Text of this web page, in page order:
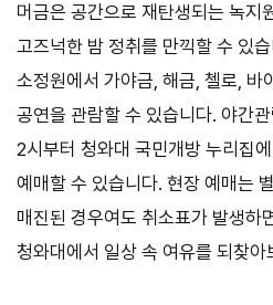
머금은 공간으로 재탄생되는 녹지
고즈넉한 밤 정취를 만끽할 수 있
소정원에서 가야금, 해금, 첼로, 바
공연을 관람할 수 있습니다. 야간
2시부터 청와대 국민개방 누리집
예매할 수 있습니다. 현장 예매는
매진된 경우여도 취소표가 발생하
청와대에서 일상 속 여유를 되찾아